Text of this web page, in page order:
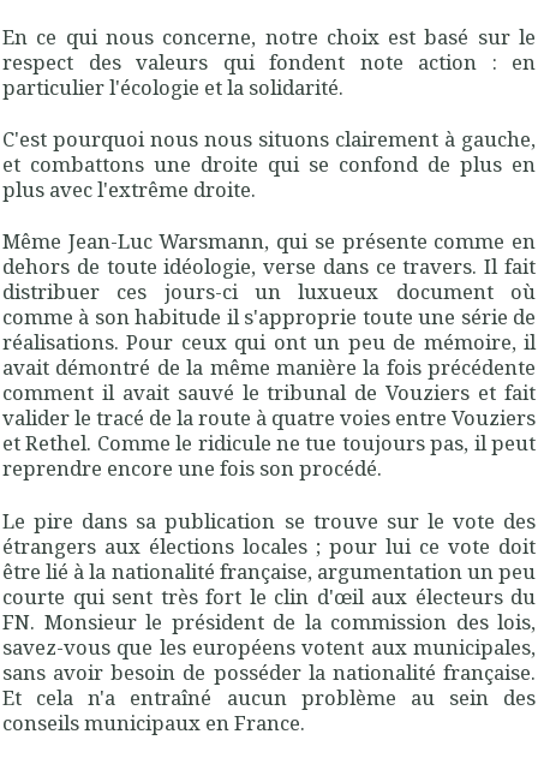
En ce qui nous concerne, notre choix est basé sur le
respect des valeurs qui fondent note action : en
particulier l'écologie et la solidarité.
C'est pourquoi nous nous situons clairement à gauche,
et combattons une droite qui se confond de plus en
plus avec l'extrême droite.
Même Jean-Luc Warsmann, qui se présente comme en
dehors de toute idéologie, verse dans ce travers. Il fait
distribuer ces jours-ci un luxueux document où
comme à son habitude il s'approprie toute une série de
réalisations. Pour ceux qui ont un peu de mémoire, il
avait démontré de la même manière la fois précédente
comment il avait sauvé le tribunal de Vouziers et fait
valider le tracé de la route à quatre voies entre Vouziers
et Rethel. Comme le ridicule ne tue toujours pas, il peut
reprendre encore une fois son procédé.
Le pire dans sa publication se trouve sur le vote des
étrangers aux élections locales ; pour lui ce vote doit
être lié à la nationalité française, argumentation un peu
courte qui sent très fort le clin d'œil aux électeurs du
FN. Monsieur le président de la commission des lois,
savez-vous que les européens votent aux municipales,
sans avoir besoin de posséder la nationalité française.
Et cela n'a entraîné aucun problème au sein des
conseils municipaux en France.